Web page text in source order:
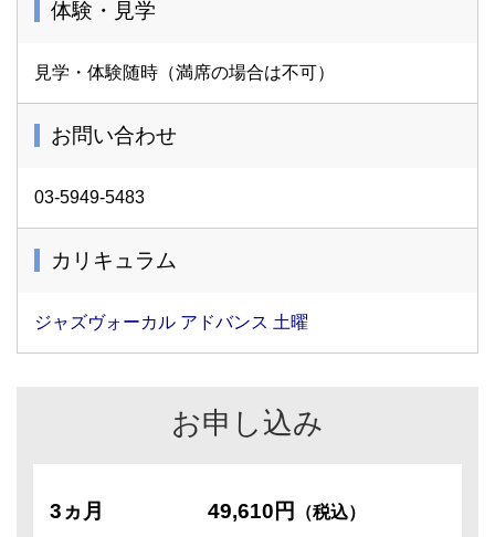
体験・見学
見学・体験随時（満席の場合は不可）
お問い合わせ
03-5949-5483
カリキュラム
ジャズヴォーカル アドバンス 土曜
お申し込み
3ヵ月 49,610円 （税込）